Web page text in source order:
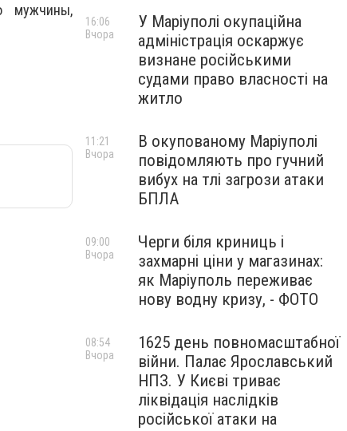
мужчины,
У Маріуполі окупаційна
адміністрація оскаржує
визнане російськими
судами право власності на
житло
16:06
Вчора
В окупованому Маріуполі
повідомляють про гучний
вибух на тлі загрози атаки
БПЛА
11:21
Вчора
Черги біля криниць і
захмарні ціни у магазинах:
як Маріуполь переживає
нову водну кризу, - ФОТО
09:00
Вчора
1625 день повномасштабної
війни. Палає Ярославський
НПЗ. У Києві триває
ліквідація наслідків
російської атаки на
08:54
Вчора